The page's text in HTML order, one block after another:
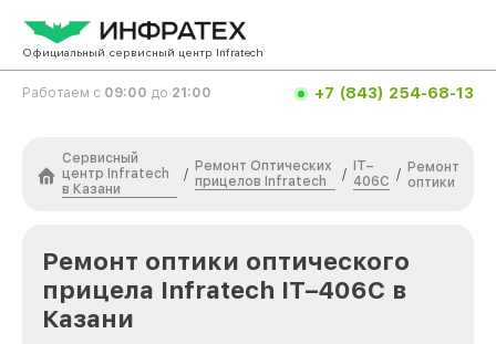
Официальный сервисный центр Infratech
Работаем с 09:00 до 21:00 +7 (843) 254-68-13
Сервисный
центр Infratech
в Казани
/
Ремонт Оптических
прицелов Infratech
/
IT–
406С / Ремонт
оптики
Ремонт оптики оптического
прицела Infratech IT–406С в
Казани